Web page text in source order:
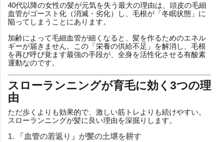
40代以降の女性の髪が元気を失う最大の理由は、頭皮の毛細
血管がゴースト化（消滅・劣化）し、毛根が「冬眠状態」に
陥ってしまうことにあります。
加齢によって毛細血管が細くなると、髪を作るためのエネル
ギーが届きません。この「栄養の供給不足」を解消し、毛根
を再び呼び覚ます最強の手段が、全身を活性化させる有酸素
運動なのです。
スローランニングが育毛に効く3つの理
由
ただ歩くよりも効果的で、激しい筋トレよりも続けやすい。
スローランニングが髪に良い理由を深掘りします。
1. 「血管の若返り」が髪の土壌を耕す